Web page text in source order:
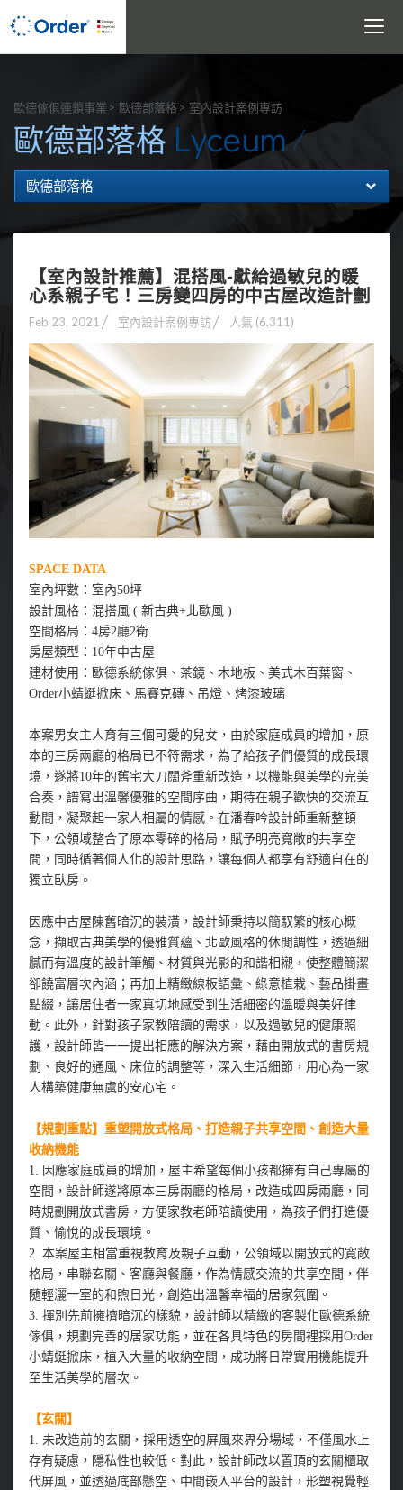
Toggle
歐德傢俱連鎖事業 歐德部落格 室內設計案例專訪
歐德部落格 Lyceum
歐德部落格
【室內設計推薦】混搭風-獻給過敏兒的暖
心系親子宅！三房變四房的中古屋改造計劃
Feb 23, 2021 室內設計案例專訪 人氣 (6,311)
SPACE DATA
室內坪數：室內50坪
設計風格：混搭風 ( 新古典+北歐風 )
空間格局：4房2廳2衛
房屋類型：10年中古屋
建材使用：歐德系統傢俱、茶鏡、木地板、美式木百葉窗、
Order小蜻蜓掀床、馬賽克磚、吊燈、烤漆玻璃
本案男女主人育有三個可愛的兒女，由於家庭成員的增加，原
本的三房兩廳的格局已不符需求，為了給孩子們優質的成長環
境，遂將10年的舊宅大刀闊斧重新改造，以機能與美學的完美
合奏，譜寫出溫馨優雅的空間序曲，期待在親子歡快的交流互
動間，凝聚起一家人相屬的情感。在潘春吟設計師重新整頓
下，公領域整合了原本零碎的格局，賦予明亮寬敞的共享空
間，同時循著個人化的設計思路，讓每個人都享有舒適自在的
獨立臥房。
因應中古屋陳舊暗沉的裝潢，設計師秉持以簡馭繁的核心概
念，擷取古典美學的優雅質蘊、北歐風格的休閒調性，透過細
膩而有溫度的設計筆觸、材質與光影的和諧相襯，使整體簡潔
卻饒富層次內涵；再加上精緻線板語彙、綠意植栽、藝品掛畫
點綴，讓居住者一家真切地感受到生活細密的溫暖與美好律
動。此外，針對孩子家教陪讀的需求，以及過敏兒的健康照
護，設計師皆一一提出相應的解決方案，藉由開放式的書房規
劃、良好的通風、床位的調整等，深入生活細節，用心為一家
人構築健康無虞的安心宅。
【規劃重點】重塑開放式格局、打造親子共享空間、創造大量
收納機能
1. 因應家庭成員的增加，屋主希望每個小孩都擁有自己專屬的
空間，設計師遂將原本三房兩廳的格局，改造成四房兩廳，同
時規劃開放式書房，方便家教老師陪讀使用，為孩子們打造優
質、愉悅的成長環境。
2. 本案屋主相當重視教育及親子互動，公領域以開放式的寬敞
格局，串聯玄關、客廳與餐廳，作為情感交流的共享空間，伴
隨輕灑一室的和煦日光，創造出溫馨幸福的居家氛圍。
3. 揮別先前擁擠暗沉的樣貌，設計師以精緻的客製化歐德系統
傢俱，規劃完善的居家功能，並在各具特色的房間裡採用Order
小蜻蜓掀床，植入大量的收納空間，成功將日常實用機能提升
至生活美學的層次。
【玄關】
1. 未改造前的玄關，採用透空的屏風來界分場域，不僅風水上
存有疑慮，隱私性也較低。對此，設計師改以置頂的玄關櫃取
代屏風，並透過底部懸空、中間嵌入平台的設計，形塑視覺輕